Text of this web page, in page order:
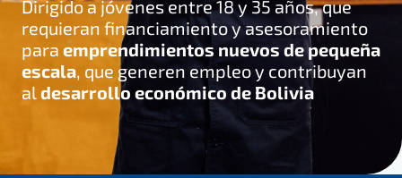
Dirigido a jóvenes entre 18 y 35 años, que
requieran financiamiento y asesoramiento
para emprendimientos nuevos de pequeña
escala, que generen empleo y contribuyan
al desarrollo económico de Bolivia